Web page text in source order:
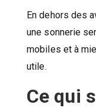
En dehors des
une sonnerie
mobiles et à
utile.
Ce qui